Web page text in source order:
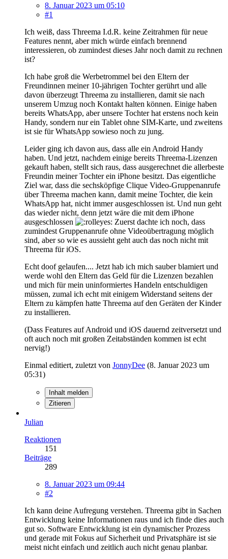
8. Januar 2023 um 05:10
#1
Ich weiß, dass Threema I.d.R. keine Zeitrahmen für neue
Features nennt, aber mich würde einfach brennend
interessieren, ob zumindest dieses Jahr noch damit zu rechnen
ist?
Ich habe groß die Werbetrommel bei den Eltern der
Freundinnen meiner 10-jährigen Tochter gerührt und alle
davon überzeugt Threema zu installieren, damit sie nach
unserem Umzug noch Kontakt halten können. Einige haben
bereits WhatsApp, aber unsere Tochter hat erstens noch kein
Handy, sondern nur ein Tablet ohne SIM-Karte, und zweitens
ist sie für WhatsApp sowieso noch zu jung.
Leider ging ich davon aus, dass alle ein Android Handy
haben. Und jetzt, nachdem einige bereits Threema-Lizenzen
gekauft haben, stellt sich raus, dass ausgerechnet die allerbeste
Freundin meiner Tochter ein iPhone besitzt. Das eigentliche
Ziel war, dass die sechsköpfige Clique Video-Gruppenanrufe
über Threema machen kann, damit meine Tochter, die kein
WhatsApp hat, nicht immer ausgeschlossen ist. Und nun geht
das wieder nicht, denn jetzt wäre die mit dem iPhone
ausgeschlossen
Zuerst dachte ich noch, dass
zumindest Gruppenanrufe ohne Videoübertragung möglich
sind, aber so wie es aussieht geht auch das noch nicht mit
Threema für iOS.
Echt doof gelaufen.... Jetzt hab ich mich sauber blamiert und
werde wohl den Eltern das Geld für die Lizenzen bezahlen
und mich für mein uninformiertes Handeln entschuldigen
müssen, zumal ich echt mit einigem Widerstand seitens der
Eltern zu kämpfen hatte Threema auf den Geräten der Kinder
zu installieren.
(Dass Features auf Android und iOS dauernd zeitversetzt und
oft auch noch mit großen Zeitabständen kommen ist echt
nervig!)
Einmal editiert, zuletzt von JonnyDee (8. Januar 2023 um
05:31)
Inhalt melden
Zitieren
Julian
Reaktionen
151
Beiträge
289
8. Januar 2023 um 09:44
#2
Ich kann deine Aufregung verstehen. Threema gibt in Sachen
Entwicklung keine Informationen raus und ich finde dies auch
gut so. Software Entwicklung ist ein dynamischer Prozess
und gerade mit Fokus auf Sicherheit und Privatsphäre ist sie
meist nicht einfach und zeitlich auch nicht genau planbar.